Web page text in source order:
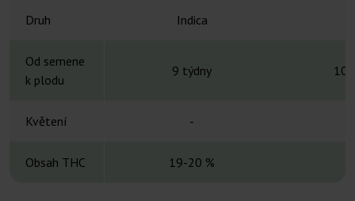
Druh Indica
Od semene
k plodu
9 týdny
Květení -
Obsah THC 19-20 %